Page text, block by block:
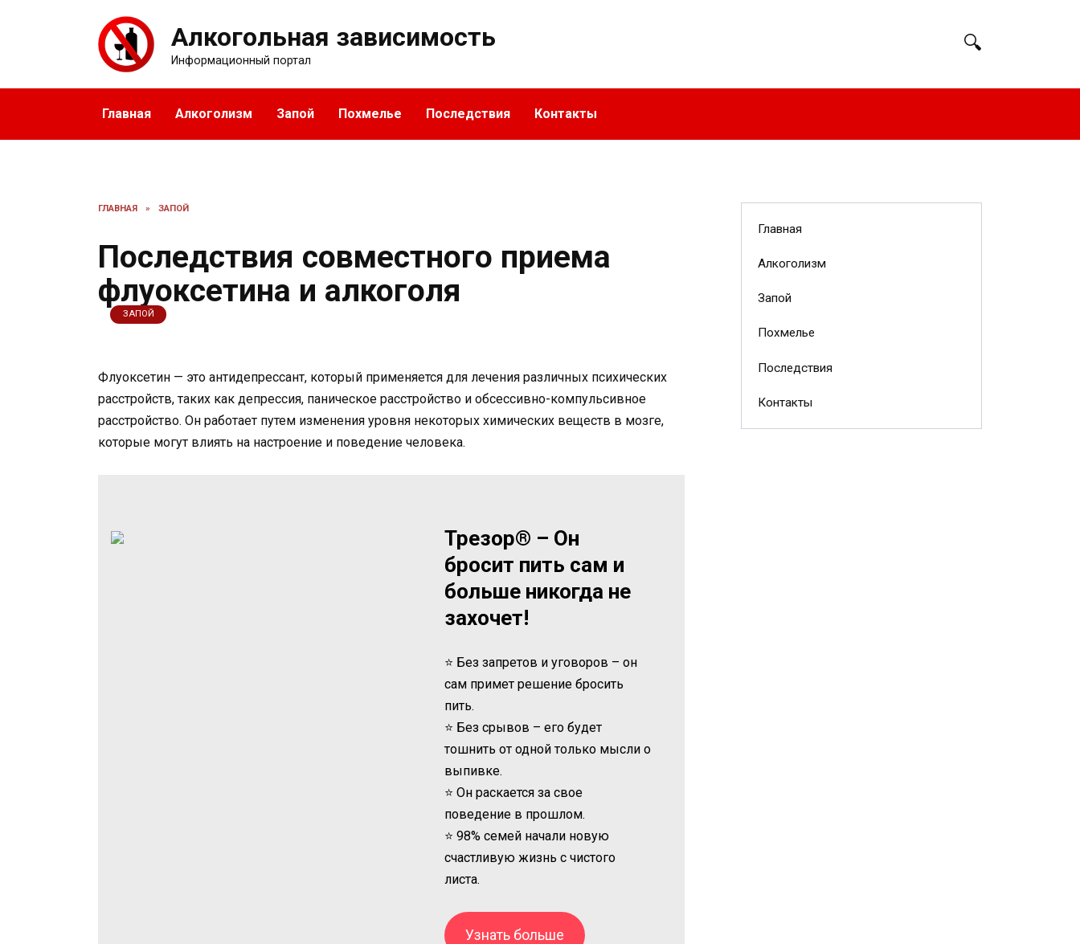
Алкогольная зависимость
Информационный портал
Главная Алкоголизм Запой Похмелье Последствия Контакты
ГЛАВНАЯ » ЗАПОЙ
Последствия совместного приема
флуоксетина и алкоголя
ЗАПОЙ
Флуоксетин — это антидепрессант, который применяется для лечения различных психических
расстройств, таких как депрессия, паническое расстройство и обсессивно-компульсивное
расстройство. Он работает путем изменения уровня некоторых химических веществ в мозге,
которые могут влиять на настроение и поведение человека.
Трезор® – Он
бросит пить сам и
больше никогда не
захочет!
⭐ Без запретов и уговоров – он
сам примет решение бросить
пить.
⭐ Без срывов – его будет
тошнить от одной только мысли о
выпивке.
⭐ Он раскается за свое
поведение в прошлом.
⭐ 98% семей начали новую
счастливую жизнь с чистого
листа.
Узнать больше
Главная
Алкоголизм
Запой
Похмелье
Последствия
Контакты